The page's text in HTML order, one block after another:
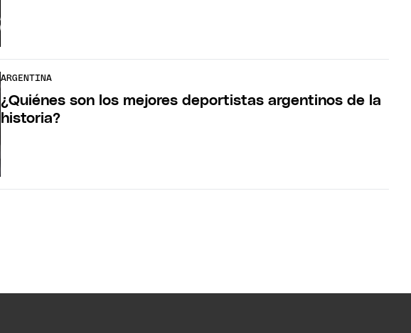
ARGENTINA
¿Quiénes son los mejores deportistas argentinos de la
historia?